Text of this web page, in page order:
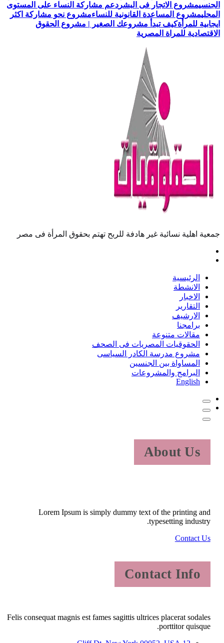
الجنسيمشروع الاتجار فى البشر دعم مشاركة النساء على المستوى
المحليمشروع المساعدة القانونية للنساءمشروع نحو مشاركة اكثر
ايجابية للمرأةكيف تبدأ مشروعك الصغير | مشروع الحقوق
الاقتصادية للمراة المصرية
جمعية اهلية نسائية غير هادفة للربح تهتم بحقوق المرأة فى مصر
الرئيسية
الانشطة
الاخبار
التقارير
الارشيف
برامجنا
مقالات متنوعة
الحقوقيات المصريات فى الصحف
مشروع مدرسة الكادر السياسى
المساواة بين الجنسين
البرامج والمشروعات
English
About Us
Lorem Ipsum is simply dummy text of the printing and
typesetting industry.
Contact Us
Contact Info
Felis consequat magnis est fames sagittis ultrices placerat sodales
porttitor quisque.